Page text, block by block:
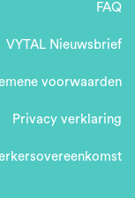
FAQ
VYTAL Nieuwsbrief
voorwaarden
Privacy verklaring